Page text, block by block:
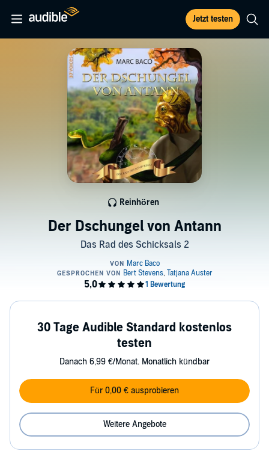
Jetzt testen
Der Dschungel von Antann
Das Rad des Schicksals 2
Reinhören
30 Tage Audible Standard kostenlos
testen
Danach 6,99 €/Monat. Monatlich kündbar
Für 0,00 € ausprobieren
Weitere Angebote